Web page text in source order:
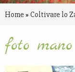
Home » Coltivare lo
foto